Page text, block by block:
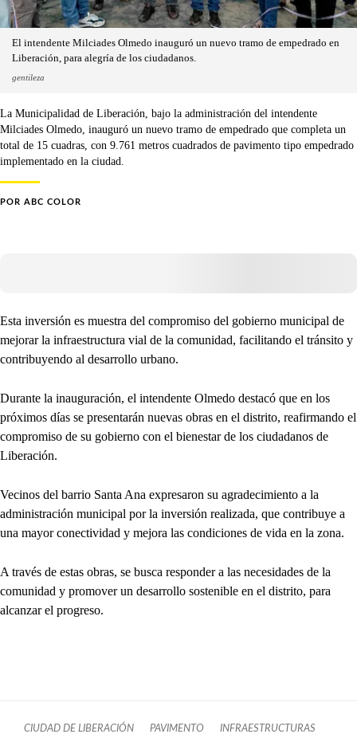
El intendente Milciades Olmedo inauguró un nuevo tramo de empedrado en
Liberación, para alegría de los ciudadanos.
gentileza
La Municipalidad de Liberación, bajo la administración del intendente
Milciades Olmedo, inauguró un nuevo tramo de empedrado que completa un
total de 15 cuadras, con 9.761 metros cuadrados de pavimento tipo empedrado
implementado en la ciudad.
POR ABC COLOR
Esta inversión es muestra del compromiso del gobierno municipal de
mejorar la infraestructura vial de la comunidad, facilitando el tránsito y
contribuyendo al desarrollo urbano.
Durante la inauguración, el intendente Olmedo destacó que en los
próximos días se presentarán nuevas obras en el distrito, reafirmando el
compromiso de su gobierno con el bienestar de los ciudadanos de
Liberación.
Vecinos del barrio Santa Ana expresaron su agradecimiento a la
administración municipal por la inversión realizada, que contribuye a
una mayor conectividad y mejora las condiciones de vida en la zona.
A través de estas obras, se busca responder a las necesidades de la
comunidad y promover un desarrollo sostenible en el distrito, para
alcanzar el progreso.
CIUDAD DE LIBERACIÓN PAVIMENTO INFRAESTRUCTURAS